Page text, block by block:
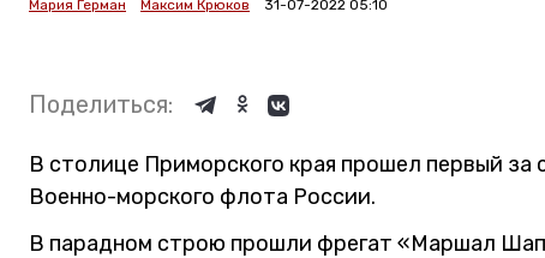
Мария Герман Максим Крюков 31-07-2022 05:10
Поделиться:
В столице Приморского края прошел первый за
Военно-морского флота России.
В парадном строю прошли фрегат «Маршал